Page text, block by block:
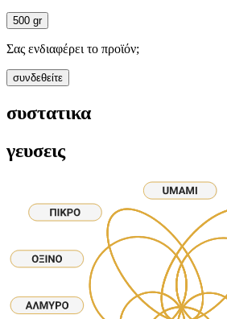
500 gr
Σας ενδιαφέρει το προϊόν;
συνδεθείτε
συστατικα
γευσεις